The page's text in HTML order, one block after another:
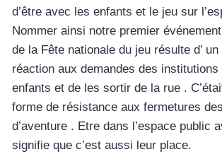
d’être avec les enfants et le jeu sur
Nommer ainsi notre premier
de la Fête nationale du jeu résulte d’
réaction aux demandes des institutions
enfants et de les sortir de la rue .
forme de résistance aux fermetures
d’aventure . Etre dans l’espace public
signifie que c’est aussi leur place.